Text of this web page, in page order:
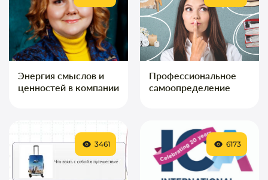
Энергия смыслов и
ценностей в компании
Профессиональное
самоопределение
3461 6173